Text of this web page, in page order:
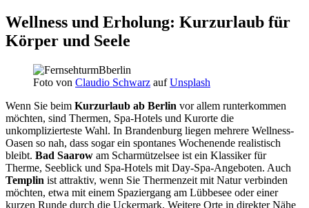
Wellness und Erholung: Kurzurlaub für
Körper und Seele
Foto von Claudio Schwarz aufUnsplash
Wenn Sie beim Kurzurlaub ab Berlin vor allem runterkommen
möchten, sind Thermen, Spa-Hotels und Kurorte die
unkomplizierteste Wahl. In Brandenburg liegen mehrere Wellness-
Oasen so nah, dass sogar ein spontanes Wochenende realistisch
bleibt. Bad Saarow am Scharmützelsee ist ein Klassiker für
Therme, Seeblick und Spa-Hotels mit Day-Spa-Angeboten. Auch
Templin ist attraktiv, wenn Sie Thermenzeit mit Natur verbinden
möchten, etwa mit einem Spaziergang am Lübbesee oder einer
kurzen Runde durch die Uckermark. Weitere Orte in direkter Nähe